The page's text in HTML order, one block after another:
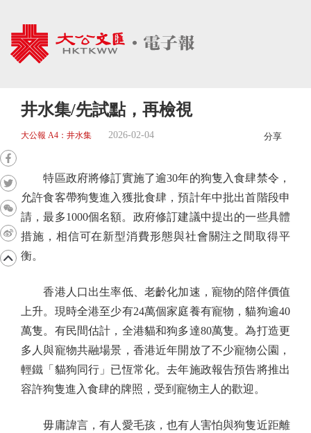
井水集/先試點，再檢視
大公報 A4：井水集 2026-02-04 分享
特區政府將修訂實施了逾30年的狗隻入食肆禁令，
允許食客帶狗隻進入獲批食肆，預計年中批出首階段申
請，最多1000個名額。政府修訂建議中提出的一些具體
措施，相信可在新型消費形態與社會關注之間取得平
衡。
香港人口出生率低、老齡化加速，寵物的陪伴價值
上升。現時全港至少有24萬個家庭養有寵物，貓狗逾40
萬隻。有民間估計，全港貓和狗多達80萬隻。為打造更
多人與寵物共融場景，香港近年開放了不少寵物公園，
輕鐵「貓狗同行」已恆常化。去年施政報告預告將推出
容許狗隻進入食肆的牌照，受到寵物主人的歡迎。
毋庸諱言，有人愛毛孩，也有人害怕與狗隻近距離